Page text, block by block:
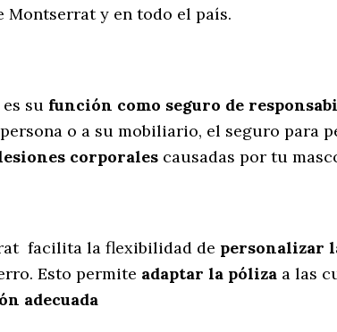
Montserrat y en todo el país.
su función como seguro de
o a su mobiliario, el seguro para
corporales causadas por tu
facilita la flexibilidad de personalizar
Esto permite adaptar la póliza a las
adecuada